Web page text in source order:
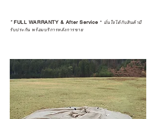
*FULL WARRANTY & After Service * มั่นใจได้กับสินค้ามี
รับประกัน พร้อมบริการหลังการขาย